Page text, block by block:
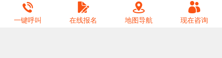
一键呼叫 在线报名 地图导航 现在咨询